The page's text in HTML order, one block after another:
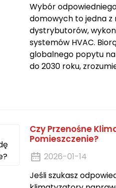
Wybór
domowych to jedna z
dystrybutorów,
systemów HVAC.
globalnego popytu
do 2030 roku,
Czy Przenośne
Pomieszczenie?
2026-01-14
Jeśli szukasz